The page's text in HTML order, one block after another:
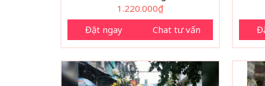
1.220.000₫
Đặt ngay
Chat tư vấn